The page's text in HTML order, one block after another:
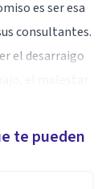
es ser esa
consultantes.
el desarraigo
los
familiares.
de los
te pueden